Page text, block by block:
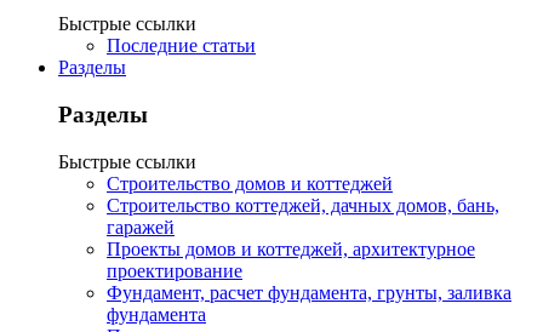
Быстрые ссылки
Последние статьи
Разделы
Разделы
Быстрые ссылки
Строительство домов и коттеджей
Строительство коттеджей, дачных домов, бань,
гаражей
Проекты домов и коттеджей, архитектурное
проектирование
Фундамент, расчет фундамента, грунты, заливка
фундамента